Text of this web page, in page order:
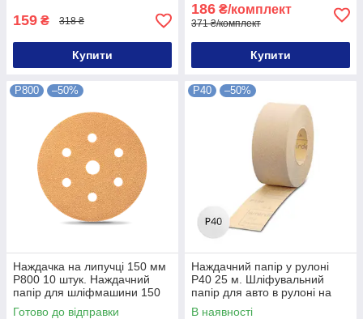
159 ₴ 318 ₴
Купити
186 ₴/комплект
371 ₴/комплект
Купити
P800 –50%
Наждачка на липучці 150 мм
P800 10 штук. Наждачний
папір для шліфмашини 150
мм P800 10 шт.
Готово до відправки
P40 –50%
Наждачний папір у рулоні
P40 25 м. Шліфувальний
папір для авто в рулоні на
P40 25 метрів
В наявності